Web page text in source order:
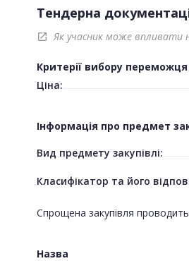
Тендерна
open_in_new Як учасник може впливати
Критерії вибору переможця
Ціна:
Інформація про предмет
Вид предмету закупівлі:
Класифікатор та його
Спрощена закупівля
Назва